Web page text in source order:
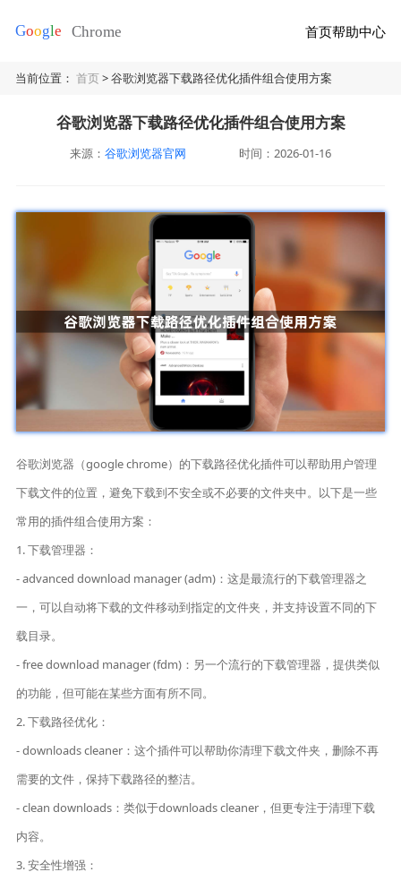
首页帮助中心
当前位置：首页> 谷歌浏览器下载路径优化插件组合使用方案
谷歌浏览器下载路径优化插件组合使用方案
来源： 谷歌浏览器官网 时间：2026-01-16
谷歌浏览器（google chrome）的下载路径优化插件可以帮助用户管理
下载文件的位置，避免下载到不安全或不必要的文件夹中。以下是一些
常用的插件组合使用方案：
1. 下载管理器：
- advanced download manager (adm)：这是最流行的下载管理器之
一，可以自动将下载的文件移动到指定的文件夹，并支持设置不同的下
载目录。
- free download manager (fdm)：另一个流行的下载管理器，提供类似
的功能，但可能在某些方面有所不同。
2. 下载路径优化：
- downloads cleaner：这个插件可以帮助你清理下载文件夹，删除不再
需要的文件，保持下载路径的整洁。
- clean downloads：类似于downloads cleaner，但更专注于清理下载
内容。
3. 安全性增强：